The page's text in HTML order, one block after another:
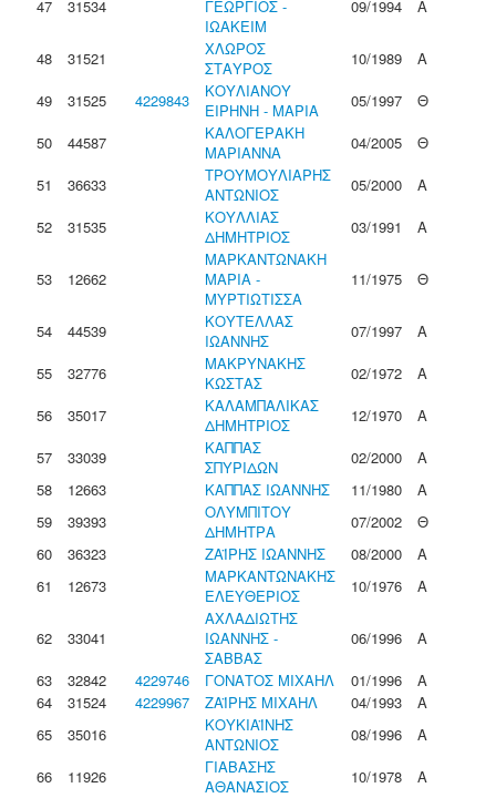
47 31534
ΓΕΩΡΓΙΟΣ -
ΙΩΑΚΕΙΜ
09/1994 Α
48 31521
ΧΛΩΡΟΣ
ΣΤΑΥΡΟΣ
10/1989
Α
49
31525 4229843
ΚΟΥΛΙΑΝΟΥ
ΕΙΡΗΝΗ - ΜΑΡΙΑ
05/1997
Θ
50
44587
ΚΑΛΟΓΕΡΑΚΗ
ΜΑΡΙΑΝΝΑ
04/2005
Θ
51
36633
ΤΡΟΥΜΟΥΛΙΑΡΗΣ
ΑΝΤΩΝΙΟΣ
05/2000
Α
52
31535
ΚΟΥΛΛΙΑΣ
ΔΗΜΗΤΡΙΟΣ
03/1991 Α
53 12662
ΜΑΡΚΑΝΤΩΝΑΚΗ
ΜΑΡΙΑ -
ΜΥΡΤΙΩΤΙΣΣΑ
11/1975 Θ
54 44539
ΚΟΥΤΕΛΛΑΣ
ΙΩΑΝΝΗΣ
07/1997
Α
55
32776
ΜΑΚΡΥΝΑΚΗΣ
ΚΩΣΤΑΣ
02/1972
Α
56
35017
ΚΑΛΑΜΠΑΛΙΚΑΣ
ΔΗΜΗΤΡΙΟΣ
12/1970
Α
57
33039
ΚΑΠΠΑΣ
ΣΠΥΡΙΔΩΝ
02/2000
Α
58
12663 ΚΑΠΠΑΣ ΙΩΑΝΝΗΣ 11/1980
Α
59
39393
ΟΛΥΜΠΙΤΟΥ
ΔΗΜΗΤΡΑ
07/2002
Θ
60
36323 ΖΑΪΡΗΣ ΙΩΑΝΝΗΣ 08/2000
Α
61
12673
ΜΑΡΚΑΝΤΩΝΑΚΗΣ
ΕΛΕΥΘΕΡΙΟΣ
10/1976 Α
62 33041
ΑΧΛΑΔΙΩΤΗΣ
ΙΩΑΝΝΗΣ -
ΣΑΒΒΑΣ
06/1996
Α
63
32842 4229746 ΓΟΝΑΤΟΣ ΜΙΧΑΗΛ 01/1996
Α
64
31524 4229967 ΖΑΪΡΗΣ ΜΙΧΑΗΛ 04/1993
Α
65
35016
ΚΟΥΚΙΑΪΝΗΣ
ΑΝΤΩΝΙΟΣ
08/1996
Α
66
11926
ΓΙΑΒΑΣΗΣ
ΑΘΑΝΑΣΙΟΣ
10/1978 Α